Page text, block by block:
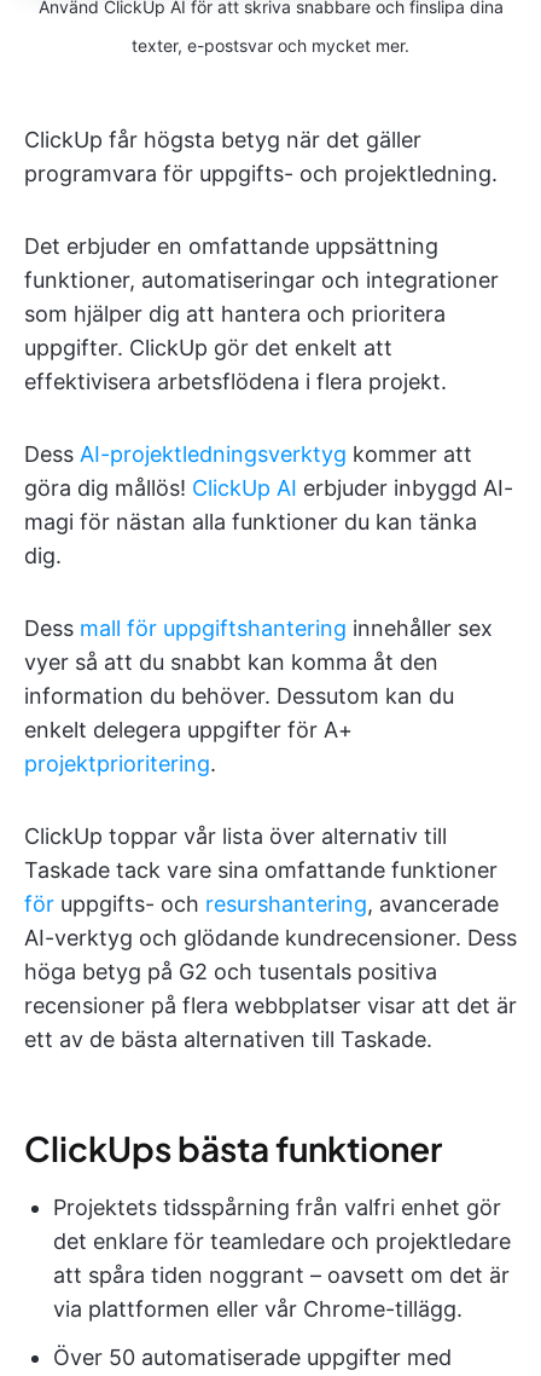
Använd ClickUp AI för att skriva snabbare och finslipa dina
texter, e-postsvar och mycket mer.
ClickUp får högsta betyg när det gäller
programvara för uppgifts- och projektledning.
Det erbjuder en omfattande uppsättning
funktioner, automatiseringar och integrationer
som hjälper dig att hantera och prioritera
uppgifter. ClickUp gör det enkelt att
effektivisera arbetsflödena i flera projekt.
Dess AI-projektledningsverktyg kommer att
göra dig mållös! ClickUp AI erbjuder inbyggd AI-
magi för nästan alla funktioner du kan tänka
dig.
Dess mall för uppgiftshantering innehåller sex
vyer så att du snabbt kan komma åt den
information du behöver. Dessutom kan du
enkelt delegera uppgifter för A+
projektprioritering.
ClickUp toppar vår lista över alternativ till
Taskade tack vare sina omfattande funktioner
för uppgifts- och resurshantering, avancerade
AI-verktyg och glödande kundrecensioner. Dess
höga betyg på G2 och tusentals positiva
recensioner på flera webbplatser visar att det är
ett av de bästa alternativen till Taskade.
ClickUps bästa funktioner
Projektets tidsspårning från valfri enhet gör
det enklare för teamledare och projektledare
att spåra tiden noggrant – oavsett om det är
via plattformen eller vår Chrome-tillägg.
Över 50 automatiserade uppgifter med